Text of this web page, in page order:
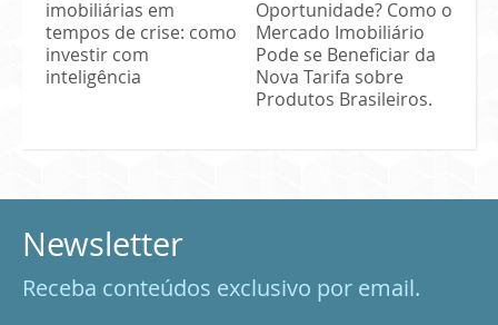
imobiliárias em
tempos de crise: como
investir com
inteligência
Oportunidade? Como o
Mercado Imobiliário
Pode se Beneficiar da
Nova Tarifa sobre
Produtos Brasileiros.
Newsletter
Receba conteúdos exclusivo por email.